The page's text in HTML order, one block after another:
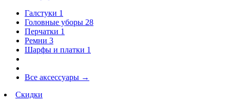
Галстуки 1
Головные уборы 28
Перчатки 1
Ремни 3
Шарфы и платки 1
Все аксессуары →
Скидки